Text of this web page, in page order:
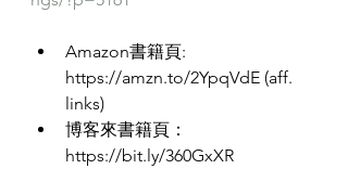
Amazon書籍頁:
https://amzn.to/2YpqVdE (aff.
links)
博客來書籍頁：
https://bit.ly/360GxXR